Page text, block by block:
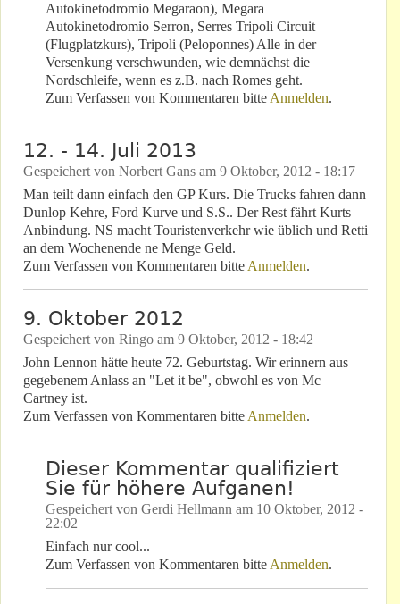
Autokinetodromio Megaraon), Megara
Autokinetodromio Serron, Serres Tripoli Circuit
(Flugplatzkurs), Tripoli (Peloponnes) Alle in der
Versenkung verschwunden, wie demnächst die
Nordschleife, wenn es z.B. nach Romes geht.
Zum Verfassen von Kommentaren bitte Anmelden.
12. - 14. Juli 2013
Gespeichert von Norbert Gans am 9 Oktober, 2012 - 18:17
Man teilt dann einfach den GP Kurs. Die Trucks fahren dann
Dunlop Kehre, Ford Kurve und S.S.. Der Rest fährt Kurts
Anbindung. NS macht Touristenverkehr wie üblich und Retti
an dem Wochenende ne Menge Geld.
Zum Verfassen von Kommentaren bitte Anmelden.
9. Oktober 2012
Gespeichert von Ringo am 9 Oktober, 2012 - 18:42
John Lennon hätte heute 72. Geburtstag. Wir erinnern aus
gegebenem Anlass an "Let it be", obwohl es von Mc
Cartney ist.
Zum Verfassen von Kommentaren bitte Anmelden.
Dieser Kommentar qualifiziert
Sie für höhere Aufganen!
Gespeichert von Gerdi Hellmann am 10 Oktober, 2012 -
22:02
Einfach nur cool...
Zum Verfassen von Kommentaren bitte Anmelden.